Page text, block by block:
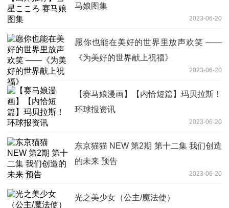
马娘图集
2023-06-20
愿你也能在美好的世界里放声欢笑 ——
《为美好的世界献上祝福》
2023-06-20
【赛马娘漫画】【内恰短篇】玛贝拉斯！
环球报资讯
2023-06-20
东京猫猫 NEW 第2期 第十二集 我们创造
的未来 预告
2023-06-20
光之美少女（公主/魔法使）